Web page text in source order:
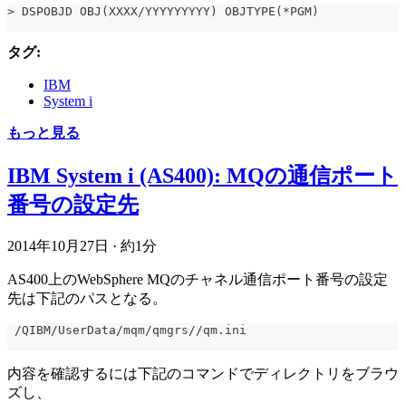
> DSPOBJD OBJ(XXXX/YYYYYYYYY) OBJTYPE(*PGM)
タグ:
IBM
System i
もっと見る
IBM System i (AS400): MQの通信ポート
番号の設定先
2014年10月27日 · 約1分
AS400上のWebSphere MQのチャネル通信ポート番号の設定
先は下記のパスとなる。
/QIBM/UserData/mqm/qmgrs//qm.ini
内容を確認するには下記のコマンドでディレクトリをブラウ
ズし、